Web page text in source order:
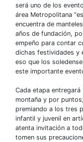
será uno de los
área Metropolitana
encuentra de
años de fundación,
empeño para contar
dichas festividades y
eso que los
este importante
Cada etapa
montaña y por
premiando a los tres
infantil y juvenil en
atenta invitación a
tomen sus